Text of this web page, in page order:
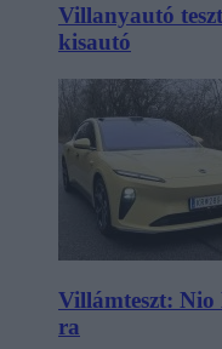
Villanyautó
kisautó
Villámteszt:
ra